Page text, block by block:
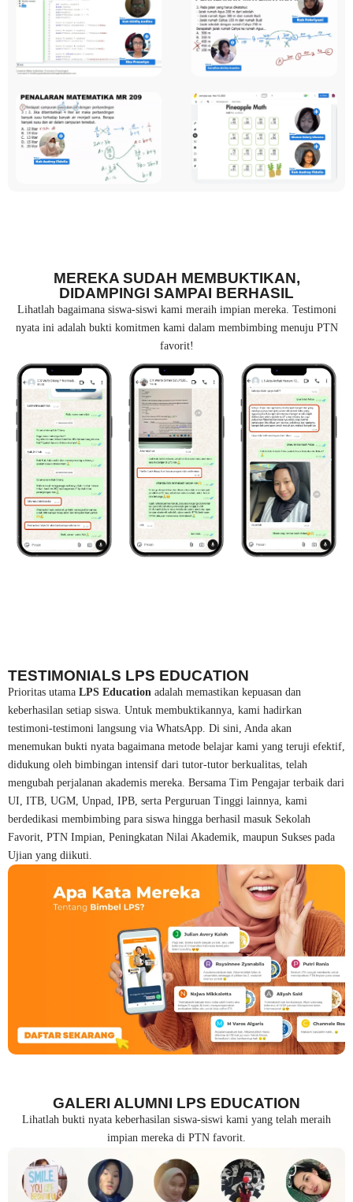
MEREKA SUDAH MEMBUKTIKAN,
DIDAMPINGI SAMPAI BERHASIL
Lihatlah bagaimana siswa-siswi kami meraih impian mereka. Testimoni
nyata ini adalah bukti komitmen kami dalam membimbing menuju PTN
favorit!
TESTIMONIALS LPS EDUCATION
Prioritas utama LPS Education adalah memastikan kepuasan dan
keberhasilan setiap siswa. Untuk membuktikannya, kami hadirkan
testimoni-testimoni langsung via WhatsApp. Di sini, Anda akan
menemukan bukti nyata bagaimana metode belajar kami yang teruji efektif,
didukung oleh bimbingan intensif dari tutor-tutor berkualitas, telah
mengubah perjalanan akademis mereka. Bersama Tim Pengajar terbaik dari
UI, ITB, UGM, Unpad, IPB, serta Perguruan Tinggi lainnya, kami
berdedikasi membimbing para siswa hingga berhasil masuk Sekolah
Favorit, PTN Impian, Peningkatan Nilai Akademik, maupun Sukses pada
Ujian yang diikuti.
GALERI ALUMNI LPS EDUCATION
Lihatlah bukti nyata keberhasilan siswa-siswi kami yang telah meraih
impian mereka di PTN favorit.